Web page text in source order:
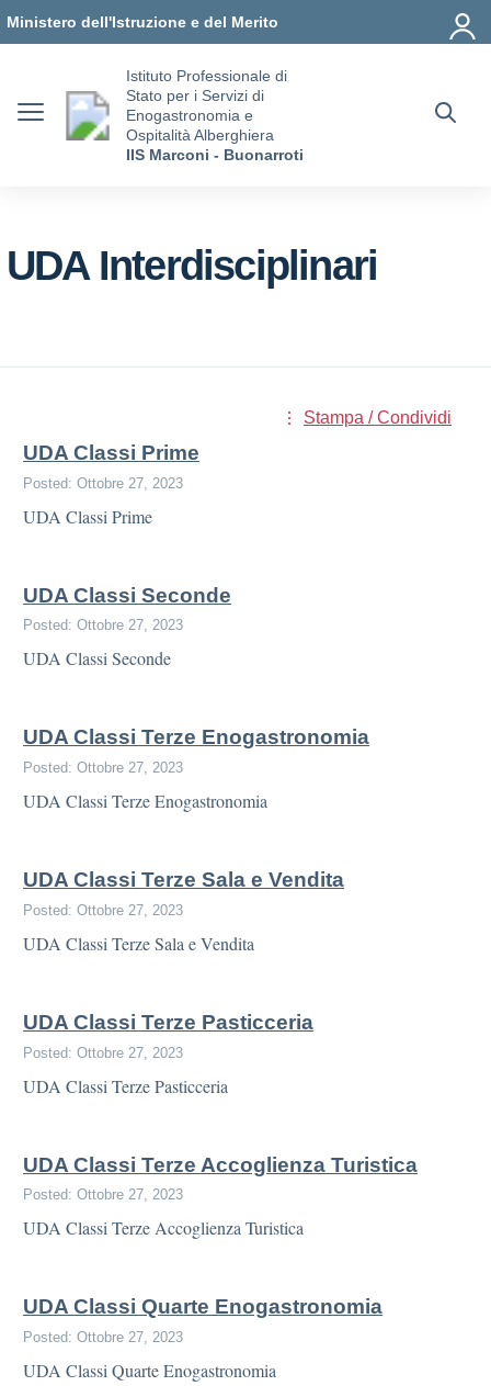
Ministero dell'Istruzione e del Merito
Istituto Professionale di
Stato per i Servizi di
Enogastronomia e
Ospitalità Alberghiera
IIS Marconi - Buonarroti
UDA Interdisciplinari
Stampa / Condividi
UDA Classi Prime
Posted: Ottobre 27, 2023
UDA Classi Prime
UDA Classi Seconde
Posted: Ottobre 27, 2023
UDA Classi Seconde
UDA Classi Terze Enogastronomia
Posted: Ottobre 27, 2023
UDA Classi Terze Enogastronomia
UDA Classi Terze Sala e Vendita
Posted: Ottobre 27, 2023
UDA Classi Terze Sala e Vendita
UDA Classi Terze Pasticceria
Posted: Ottobre 27, 2023
UDA Classi Terze Pasticceria
UDA Classi Terze Accoglienza Turistica
Posted: Ottobre 27, 2023
UDA Classi Terze Accoglienza Turistica
UDA Classi Quarte Enogastronomia
Posted: Ottobre 27, 2023
UDA Classi Quarte Enogastronomia